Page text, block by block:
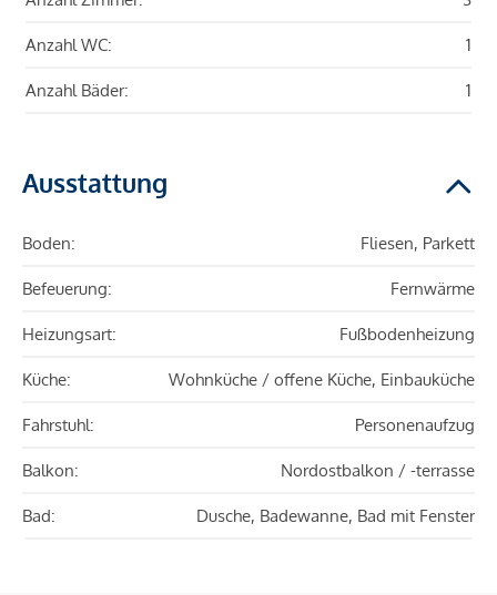
Anzahl WC: 1
Anzahl Bäder: 1
Ausstattung
Boden: Fliesen, Parkett
Befeuerung: Fernwärme
Heizungsart: Fußbodenheizung
Küche: Wohnküche / offene Küche, Einbauküche
Fahrstuhl: Personenaufzug
Balkon: Nordostbalkon / -terrasse
Bad: Dusche, Badewanne, Bad mit Fenster